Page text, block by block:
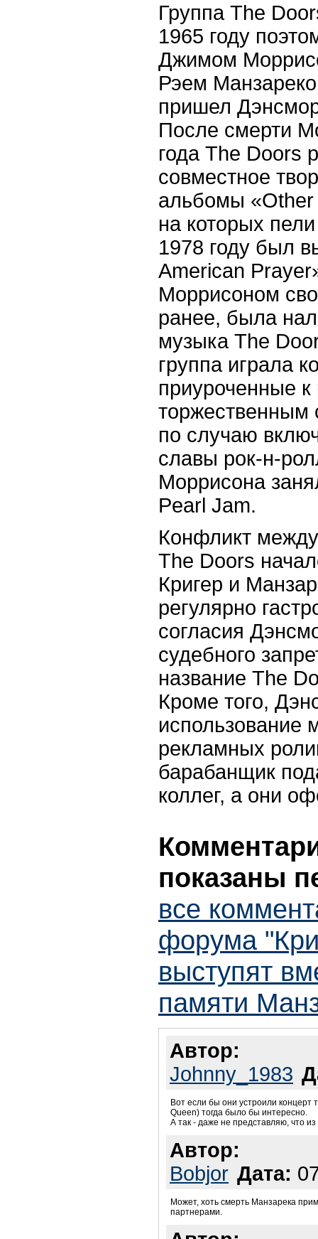
Группа The
1965 году
Джимом
Рэем
пришел
После смерти
года The Doors
совместное
альбомы «Other
на которых
1978 году был
American
Моррисоном
ранее, была
музыка The
группа играла
приуроченные
торжественным
по случаю
славы рок-н-
Моррисона
Pearl Jam.
Конфликт
The Doors
Кригер и
регулярно
согласия
судебного
название The
Кроме того,
использование
рекламных
барабанщик
коллег, а они
показаны
все
форума
выступят
памяти
Автор:
Johnny_1983
Вот если бы они устроили концерт
Queen) тогда было бы интересно.
А так - даже не представляю, что из
Автор:
Bobjor Дата:
Может, хоть смерть Манзарека
партнерами.